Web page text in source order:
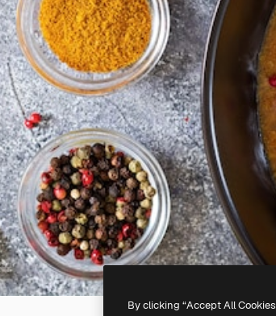
By clicking “Accept All